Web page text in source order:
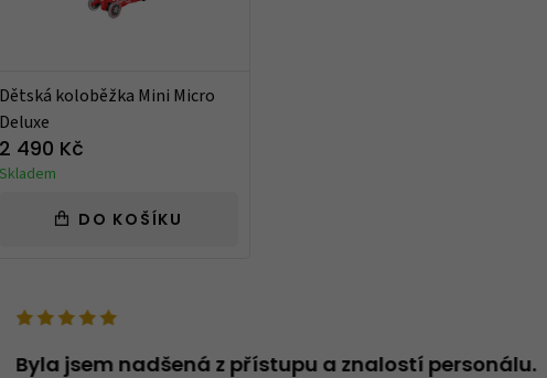
Dětská koloběžka Mini Micro
Deluxe
2 490 Kč
Skladem
DO KOŠÍKU
Byla jsem nadšená z přístupu a znalostí personálu.